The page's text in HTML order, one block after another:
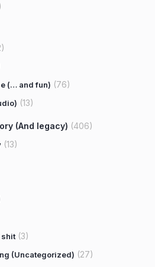
(… and fun) (76)
(13)
(And legacy) (406)
(13)
shit(3)
(Uncategorized) (27)